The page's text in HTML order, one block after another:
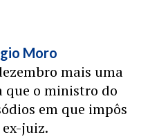
Moro
mais uma
que o ministro do
em que impôs
juiz.